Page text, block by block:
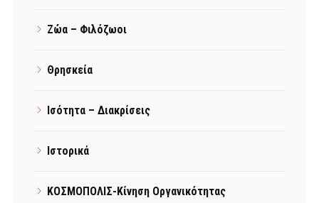
Ζώα – Φιλόζωοι
Θρησκεία
Ισότητα – Διακρίσεις
Ιστορικά
ΚΟΣΜΟΠΟΛΙΣ-Κίνηση Οργανικότητας